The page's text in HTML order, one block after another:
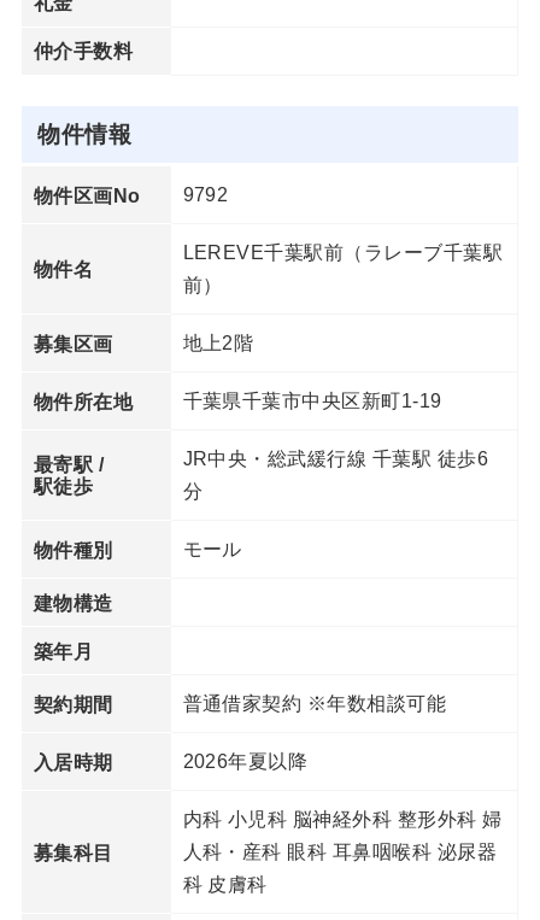
仲介手数料
物件情報
物件区画No 9792
物件名
LEREVE千葉駅前（ラレーブ千葉駅
前）
募集区画 地上2階
物件所在地 千葉県千葉市中央区新町1-19
最寄駅 /
駅徒歩
JR中央・総武緩行線 千葉駅 徒歩6
分
物件種別 モール
建物構造
築年月
契約期間 普通借家契約 ※年数相談可能
入居時期 2026年夏以降
募集科目
内科 小児科 脳神経外科 整形外科 婦
人科・産科 眼科 耳鼻咽喉科 泌尿器
科 皮膚科